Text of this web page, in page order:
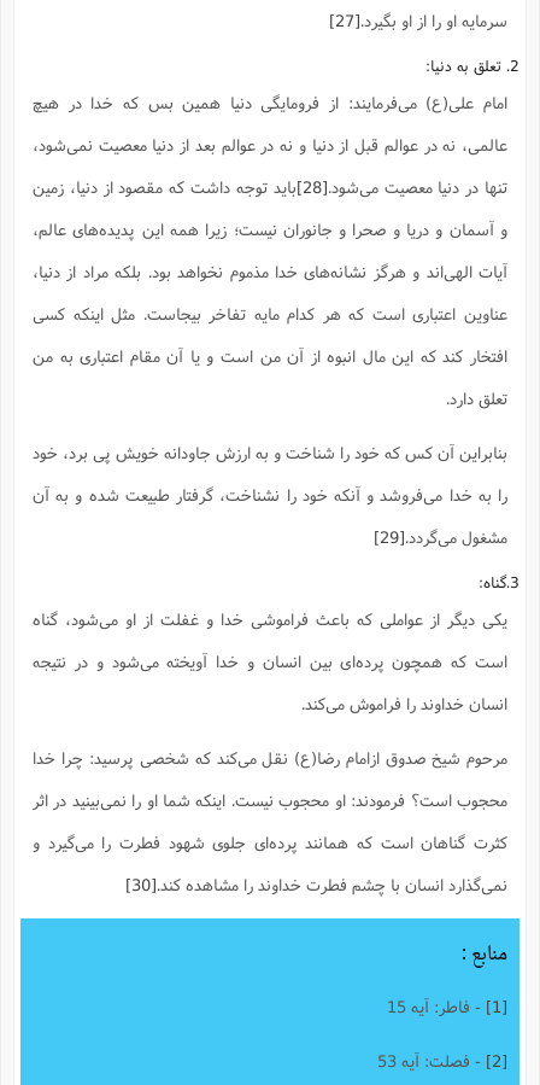
سرمایه او را از او بگیرد.[27]
2. تعلق به دنیا:
امام علی(ع) می‌فرمایند: از فرومایگی دنیا همین بس که خدا در هیچ
عالمی، نه در عوالم قبل از دنیا و نه در عوالم بعد از دنیا معصیت نمی‌شود،
تنها در دنیا معصیت می‌شود.[28]
باید توجه داشت که مقصود از دنیا، زمین
و آسمان و دریا و صحرا و جانوران نیست؛ زیرا همه این پدیده‌های عالم،
آیات الهی‌اند و هرگز نشانه‌های خدا مذموم نخواهد بود. بلکه مراد از دنیا،
عناوین اعتباری است که هر کدام مایه تفاخر بیجاست. مثل اینکه کسی
افتخار کند که این مال انبوه از آن من است و یا آن مقام اعتباری به من
تعلق دارد.
بنابراین آن کس که خود را شناخت و به ارزش جاودانه خویش پی برد، خود
را به خدا می‌فروشد و آنکه خود را نشناخت، گرفتار طبیعت شده و به آن
مشغول می‌گردد.[29]
3.گناه:
یکی دیگر از عواملی که باعث فراموشی خدا و غفلت از او می‌شود، گناه
است که همچون پرده‌ای بین انسان و خدا آویخته می‌شود و در نتیجه
انسان خداوند را فراموش می‌کند.
مرحوم شیخ صدوق ازامام رضا(ع) نقل می‌کند که شخصی پرسید: چرا خدا
محجوب است؟ فرمودند: او محجوب نیست. اینکه شما او را نمی‌بینید در اثر
کثرت گناهان است که همانند پرده‌ای جلوی شهود فطرت را می‌گیرد و
نمی‌گذارد انسان با چشم فطرت خداوند را مشاهده کند.[30]
منابع :
- فاطر: آیه 15
- فصلت: آیه 53